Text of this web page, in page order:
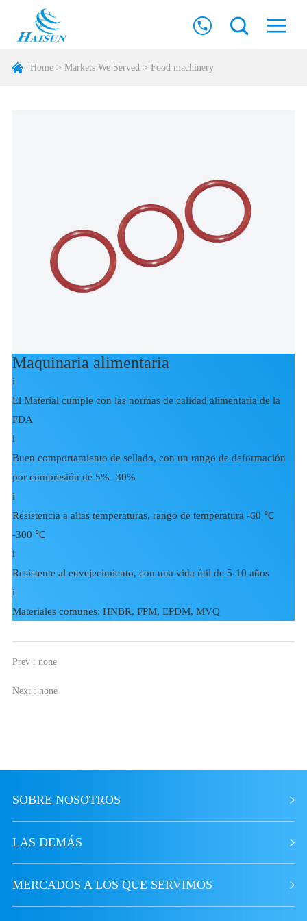
Home> Markets We Served > Food machinery
Maquinaria alimentaria
i
El Material cumple con las normas de calidad alimentaria de la
FDA
i
Buen comportamiento de sellado, con un rango de deformación
por compresión de 5% -30%
i
Resistencia a altas temperaturas, rango de temperatura -60 ℃
-300 ℃
i
Resistente al envejecimiento, con una vida útil de 5-10 años
i
Materiales comunes: HNBR, FPM, EPDM, MVQ
Prev : none
Next : none
SOBRE NOSOTROS
LAS DEMÁS
MERCADOS A LOS QUE SERVIMOS